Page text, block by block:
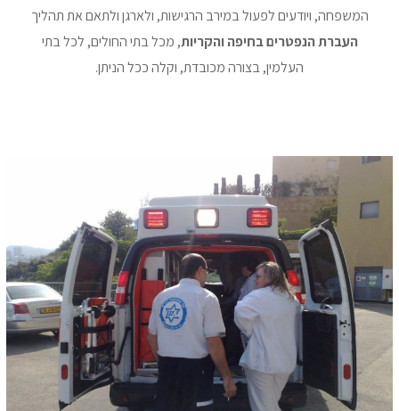
המשפחה, ויודעים לפעול במירב הרגישות, ולארגן ולתאם את תהליך
העברת הנפטרים בחיפה והקריות, מכל בתי החולים, לכל בתי
העלמין, בצורה מכובדת, וקלה ככל הניתן.